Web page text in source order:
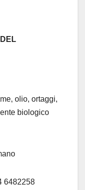
olio, ortaggi,
biologico
6482258